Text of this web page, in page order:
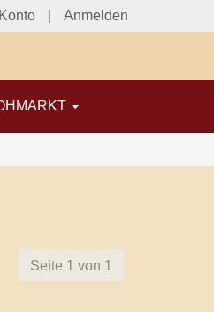
Anmelden
Seite 1 von 1